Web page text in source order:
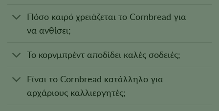
Πόσο καιρό χρειάζεται το Cornbread για
να ανθίσει;
Το κορνμπρέντ αποδίδει καλές σοδειές;
Είναι το Cornbread κατάλληλο για
αρχάριους καλλιεργητές;